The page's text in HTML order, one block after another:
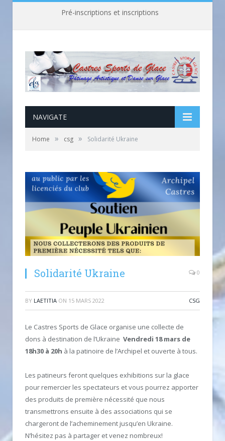
Pré-inscriptions et inscriptions
NAVIGATE
Home » csg » Solidarité Ukraine
Solidarité Ukraine 0
BY LAETITIA ON 15 MARS 2022 CSG
Le Castres Sports de Glace organise une collecte de
dons à destination de l’Ukraine Vendredi 18 mars de
18h30 à 20h à la patinoire de l’Archipel et ouverte à tous.
Les patineurs feront quelques exhibitions sur la glace
pour remercier les spectateurs et vous pourrez apporter
des produits de première nécessité que nous
transmettrons ensuite à des associations qui se
chargeront de l’acheminement jusqu’en Ukraine.
N’hésitez pas à partager et venez nombreux!